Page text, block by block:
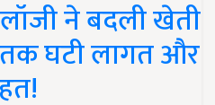
ने बदली खेती
तक घटी लागत और